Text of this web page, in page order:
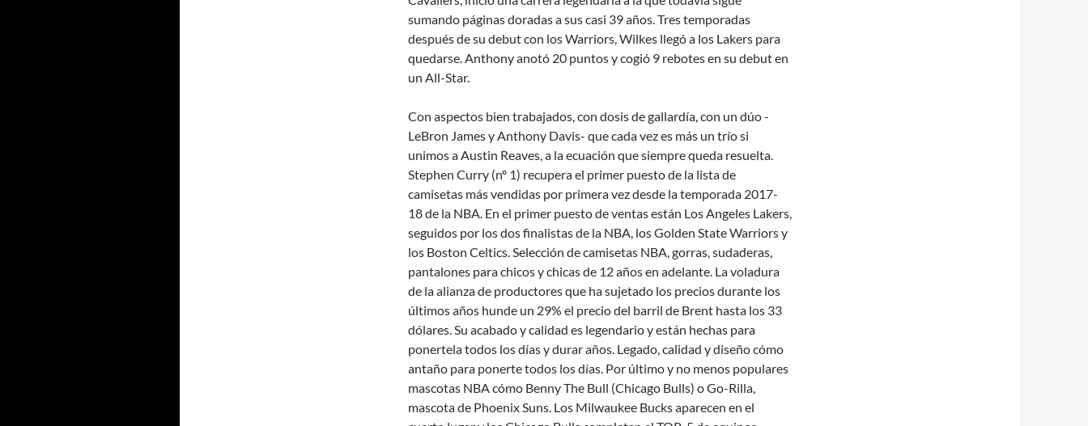
sumando páginas doradas a sus casi 39 años. Tres temporadas
después de su debut con los Warriors, Wilkes llegó a los Lakers para
quedarse. Anthony anotó 20 puntos y cogió 9 rebotes en su debut en
un All-Star.
Con aspectos bien trabajados, con dosis de gallardía, con un dúo -
LeBron James y Anthony Davis- que cada vez es más un trío si
unimos a Austin Reaves, a la ecuación que siempre queda resuelta.
Stephen Curry (nº 1) recupera el primer puesto de la lista de
camisetas más vendidas por primera vez desde la temporada 2017-
18 de la NBA. En el primer puesto de ventas están Los Angeles Lakers,
seguidos por los dos finalistas de la NBA, los Golden State Warriors y
los Boston Celtics. Selección de camisetas NBA, gorras, sudaderas,
pantalones para chicos y chicas de 12 años en adelante. La voladura
de la alianza de productores que ha sujetado los precios durante los
últimos años hunde un 29% el precio del barril de Brent hasta los 33
dólares. Su acabado y calidad es legendario y están hechas para
ponertela todos los días y durar años. Legado, calidad y diseño cómo
antaño para ponerte todos los días. Por último y no menos populares
mascotas NBA cómo Benny The Bull (Chicago Bulls) o Go-Rilla,
mascota de Phoenix Suns. Los Milwaukee Bucks aparecen en el